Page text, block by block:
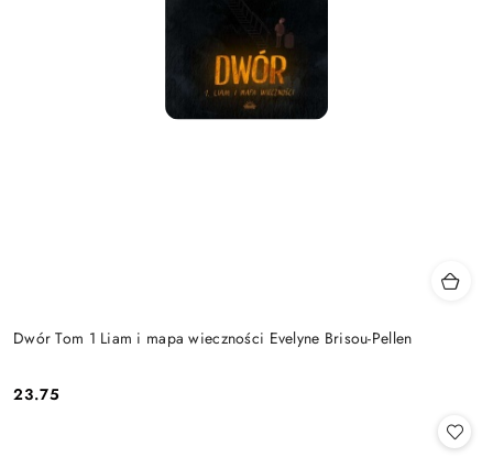
Dwór Tom 1 Liam i mapa wieczności Evelyne Brisou-Pellen
Cena:
23.75